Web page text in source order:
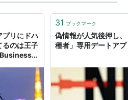
、そ…
リにドハ
のは王子
31 ブックマーク
偽情報が人気後押し
種者」専用デートア